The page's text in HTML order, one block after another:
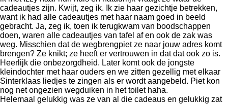
cadeautjes zijn. Kwijt, zeg ik. Ik zie haar gezichtje betrekken,
want ik had alle cadeautjes met haar naam goed in beeld
gebracht. Ja, zeg ik, toen ik terugkwam van boodschappen
doen, waren alle cadeautjes van tafel af en ook de zak was
weg. Misschien dat de wegbrengpiet ze naar jouw adres komt
brengen? Ze knikt; ze heeft er vertrouwen in dat dat ook zo is.
Heerlijk die onbezorgdheid. Later komt ook de jongste
kleindochter met haar ouders en we zitten gezellig met elkaar
Sinterklaas liedjes te zingen als er wordt aangebeld. Piet kon
nog net ongezien wegduiken in het toilet haha.
Helemaal gelukkig was ze van al die cadeaus en gelukkig zat